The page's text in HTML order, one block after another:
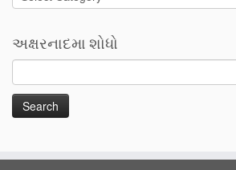
અક્ષરનાદમા શોધો